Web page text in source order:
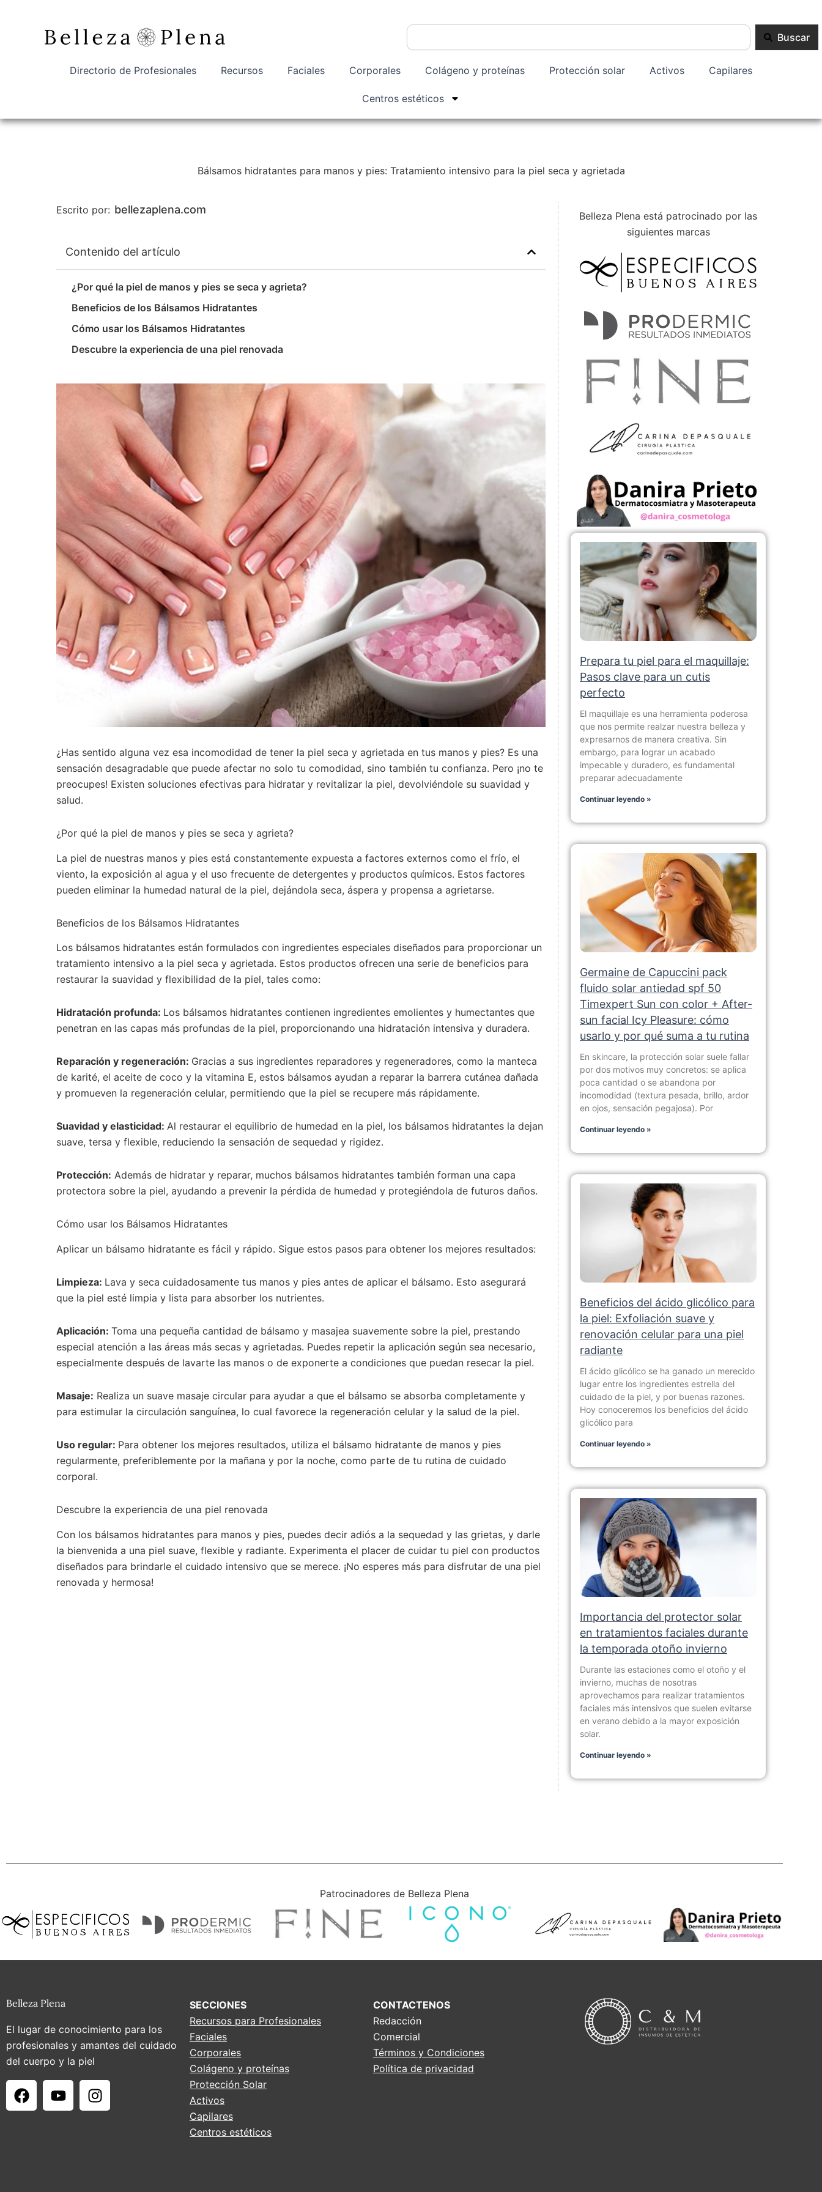
Buscar
Buscar
Directorio de Profesionales Recursos Faciales Corporales Colágeno y proteínas Protección solar Activos Capilares
Centros estéticos
Bálsamos hidratantes para manos y pies: Tratamiento intensivo para la piel seca y agrietada
Escrito por: bellezaplena.com
Contenido del artículo
¿Por qué la piel de manos y pies se seca y agrieta?
Beneficios de los Bálsamos Hidratantes
Cómo usar los Bálsamos Hidratantes
Descubre la experiencia de una piel renovada
¿Has sentido alguna vez esa incomodidad de tener la piel seca y agrietada en tus manos y pies? Es una
sensación desagradable que puede afectar no solo tu comodidad, sino también tu confianza. Pero ¡no te
preocupes! Existen soluciones efectivas para hidratar y revitalizar la piel, devolviéndole su suavidad y
salud.
¿Por qué la piel de manos y pies se seca y agrieta?
La piel de nuestras manos y pies está constantemente expuesta a factores externos como el frío, el
viento, la exposición al agua y el uso frecuente de detergentes y productos químicos. Estos factores
pueden eliminar la humedad natural de la piel, dejándola seca, áspera y propensa a agrietarse.
Beneficios de los Bálsamos Hidratantes
Los bálsamos hidratantes están formulados con ingredientes especiales diseñados para proporcionar un
tratamiento intensivo a la piel seca y agrietada. Estos productos ofrecen una serie de beneficios para
restaurar la suavidad y flexibilidad de la piel, tales como:
Hidratación profunda: Los bálsamos hidratantes contienen ingredientes emolientes y humectantes que
penetran en las capas más profundas de la piel, proporcionando una hidratación intensiva y duradera.
Reparación y regeneración: Gracias a sus ingredientes reparadores y regeneradores, como la manteca
de karité, el aceite de coco y la vitamina E, estos bálsamos ayudan a reparar la barrera cutánea dañada
y promueven la regeneración celular, permitiendo que la piel se recupere más rápidamente.
Suavidad y elasticidad: Al restaurar el equilibrio de humedad en la piel, los bálsamos hidratantes la dejan
suave, tersa y flexible, reduciendo la sensación de sequedad y rigidez.
Protección: Además de hidratar y reparar, muchos bálsamos hidratantes también forman una capa
protectora sobre la piel, ayudando a prevenir la pérdida de humedad y protegiéndola de futuros daños.
Cómo usar los Bálsamos Hidratantes
Aplicar un bálsamo hidratante es fácil y rápido. Sigue estos pasos para obtener los mejores resultados:
Limpieza: Lava y seca cuidadosamente tus manos y pies antes de aplicar el bálsamo. Esto asegurará
que la piel esté limpia y lista para absorber los nutrientes.
Aplicación: Toma una pequeña cantidad de bálsamo y masajea suavemente sobre la piel, prestando
especial atención a las áreas más secas y agrietadas. Puedes repetir la aplicación según sea necesario,
especialmente después de lavarte las manos o de exponerte a condiciones que puedan resecar la piel.
Masaje: Realiza un suave masaje circular para ayudar a que el bálsamo se absorba completamente y
para estimular la circulación sanguínea, lo cual favorece la regeneración celular y la salud de la piel.
Uso regular: Para obtener los mejores resultados, utiliza el bálsamo hidratante de manos y pies
regularmente, preferiblemente por la mañana y por la noche, como parte de tu rutina de cuidado
corporal.
Descubre la experiencia de una piel renovada
Con los bálsamos hidratantes para manos y pies, puedes decir adiós a la sequedad y las grietas, y darle
la bienvenida a una piel suave, flexible y radiante. Experimenta el placer de cuidar tu piel con productos
diseñados para brindarle el cuidado intensivo que se merece. ¡No esperes más para disfrutar de una piel
renovada y hermosa!
Belleza Plena está patrocinado por las
siguientes marcas
Prepara tu piel para el maquillaje:
Pasos clave para un cutis
perfecto
El maquillaje es una herramienta poderosa
que nos permite realzar nuestra belleza y
expresarnos de manera creativa. Sin
embargo, para lograr un acabado
impecable y duradero, es fundamental
preparar adecuadamente
Continuar leyendo »
Germaine de Capuccini pack
fluido solar antiedad spf 50
Timexpert Sun con color + After-
sun facial Icy Pleasure: cómo
usarlo y por qué suma a tu rutina
En skincare, la protección solar suele fallar
por dos motivos muy concretos: se aplica
poca cantidad o se abandona por
incomodidad (textura pesada, brillo, ardor
en ojos, sensación pegajosa). Por
Continuar leyendo »
Beneficios del ácido glicólico para
la piel: Exfoliación suave y
renovación celular para una piel
radiante
El ácido glicólico se ha ganado un merecido
lugar entre los ingredientes estrella del
cuidado de la piel, y por buenas razones.
Hoy conoceremos los beneficios del ácido
glicólico para
Continuar leyendo »
Importancia del protector solar
en tratamientos faciales durante
la temporada otoño invierno
Durante las estaciones como el otoño y el
invierno, muchas de nosotras
aprovechamos para realizar tratamientos
faciales más intensivos que suelen evitarse
en verano debido a la mayor exposición
solar.
Continuar leyendo »
Patrocinadores de Belleza Plena
Belleza Plena
El lugar de conocimiento para los
profesionales y amantes del cuidado
del cuerpo y la piel
F
a
Y
o
I
n
SECCIONES
Recursos para Profesionales
Faciales
Corporales
Colágeno y proteínas
Protección Solar
Activos
Capilares
Centros estéticos
CONTACTENOS
Redacción
Comercial
Términos y Condiciones
Política de privacidad